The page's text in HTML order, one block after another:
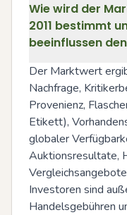
Wie wird der
2011 bestimmt
beeinflussen
Der Marktwert
Nachfrage,
Provenienz,
Etikett),
globaler
Auktionsresultate,
Investoren sind
Handelsgebühren